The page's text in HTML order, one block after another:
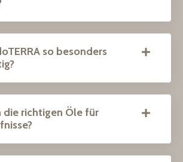
so besonders
die richtigen Öle für